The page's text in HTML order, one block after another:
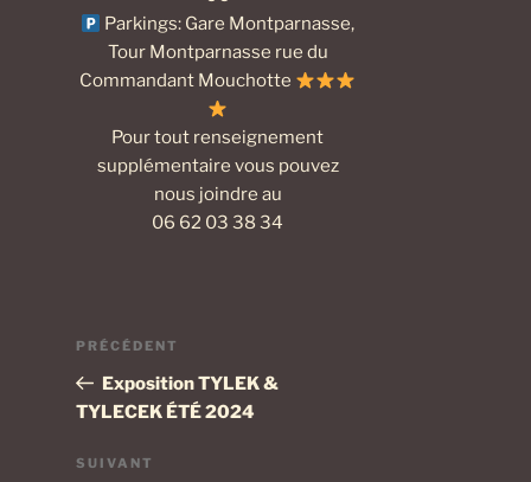
Parkings: Gare Montparnasse,
Tour Montparnasse rue du
Commandant Mouchotte
Pour tout renseignement
supplémentaire vous pouvez
nous joindre au
06 62 03 38 34
Navigation
l’article
Article
précédent
PRÉCÉDENT
Exposition TYLEK &
TYLECEK ÉTÉ 2024
Article
SUIVANT